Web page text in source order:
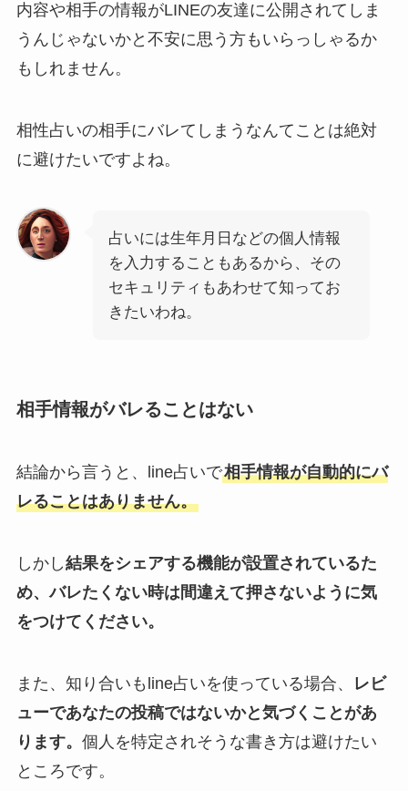
内容や相手の情報がLINEの友達に公開されてしま
うんじゃないかと不安に思う方もいらっしゃるか
もしれません。
相性占いの相手にバレてしまうなんてことは絶対
に避けたいですよね。
占いには生年月日などの個人情報
を入力することもあるから、その
セキュリティもあわせて知ってお
きたいわね。
相手情報がバレることはない
結論から言うと、line占いで相手情報が自動的にバ
レることはありません。
しかし結果をシェアする機能が設置されているた
め、バレたくない時は間違えて押さないように気
をつけてください。
また、知り合いもline占いを使っている場合、
レビ
ューであなたの投稿ではないかと気づくことがあ
ります。 個人を特定されそうな書き方は避けたい
ところです。